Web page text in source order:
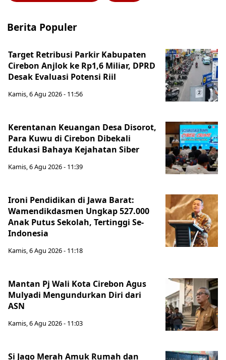
Berita Populer
Target Retribusi Parkir Kabupaten
Cirebon Anjlok ke Rp1,6 Miliar, DPRD
Desak Evaluasi Potensi Riil
Kamis, 6 Agu 2026 - 11:56
Kerentanan Keuangan Desa Disorot,
Para Kuwu di Cirebon Dibekali
Edukasi Bahaya Kejahatan Siber
Kamis, 6 Agu 2026 - 11:39
Ironi Pendidikan di Jawa Barat:
Wamendikdasmen Ungkap 527.000
Anak Putus Sekolah, Tertinggi Se-
Indonesia
Kamis, 6 Agu 2026 - 11:18
Mantan Pj Wali Kota Cirebon Agus
Mulyadi Mengundurkan Diri dari
ASN
Kamis, 6 Agu 2026 - 11:03
Si Jago Merah Amuk Rumah dan